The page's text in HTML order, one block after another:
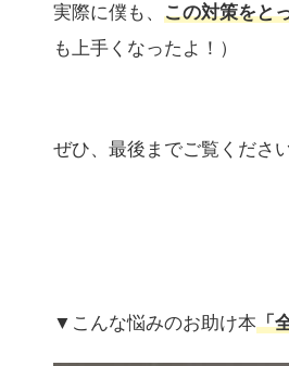
実際に僕も、 この対策をと
も上手くなったよ！）
ぜひ、最後までご覧くださ
▼こんな悩みのお助け本「